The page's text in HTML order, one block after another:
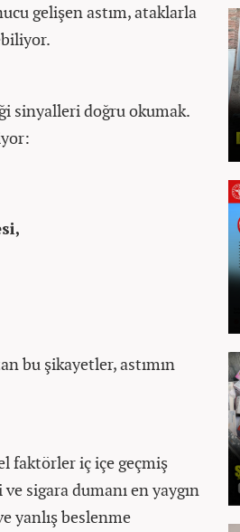
gelişen astım, ataklarla
sinyalleri doğru okumak.
bu şikayetler, astımın
faktörler iç içe geçmiş
sigara dumanı en yaygın
yanlış beslenme